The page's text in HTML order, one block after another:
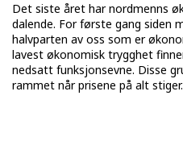
Det siste året har nordmenns
dalende. For første gang siden
halvparten av oss som er
lavest økonomisk trygghet
nedsatt funksjonsevne. Disse
rammet når prisene på alt